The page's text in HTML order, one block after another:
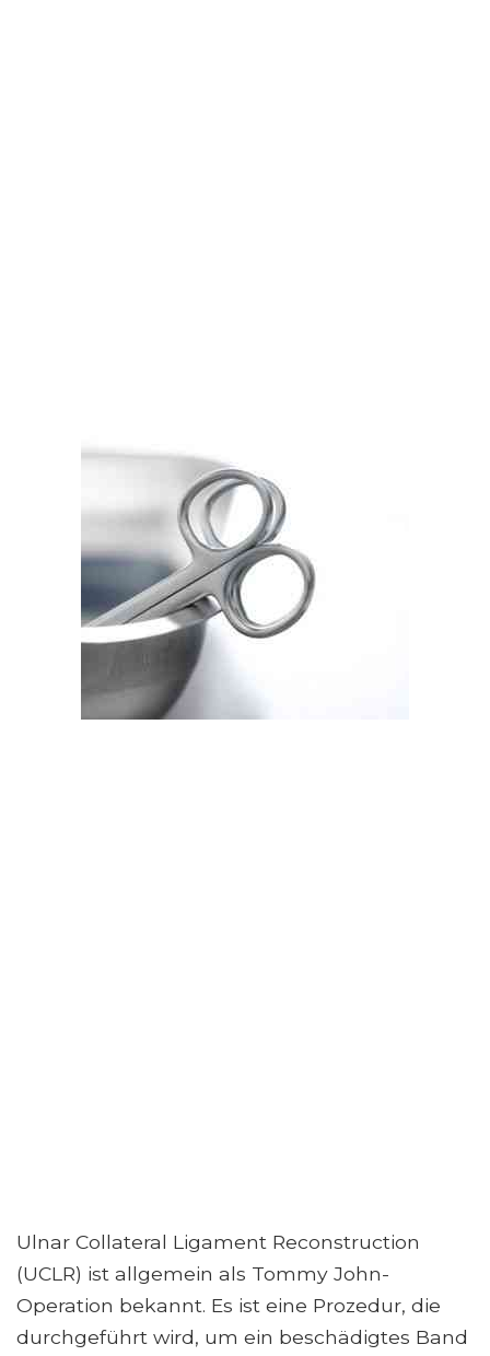
Ulnar Collateral Ligament Reconstruction
(UCLR) ist allgemein als Tommy John-
Operation bekannt. Es ist eine Prozedur, die
durchgeführt wird, um ein beschädigtes Band